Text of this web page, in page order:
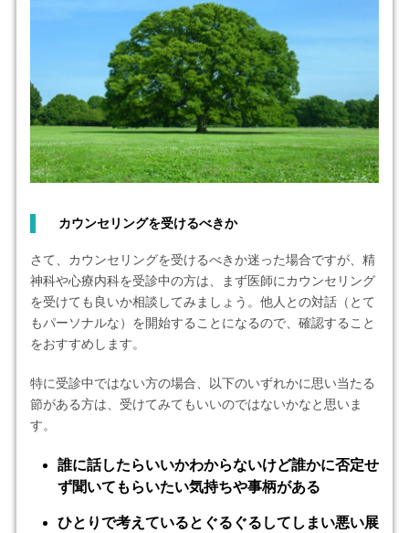
カウンセリングを受けるべきか
さて、カウンセリングを受けるべきか迷った場合ですが、精
神科や心療内科を受診中の方は、まず医師にカウンセリング
を受けても良いか相談してみましょう。他人との対話（とて
もパーソナルな）を開始することになるので、確認すること
をおすすめします。
特に受診中ではない方の場合、以下のいずれかに思い当たる
節がある方は、受けてみてもいいのではないかなと思いま
す。
誰に話したらいいかわからないけど誰かに否定せ
ず聞いてもらいたい気持ちや事柄がある
ひとりで考えているとぐるぐるしてしまい悪い展